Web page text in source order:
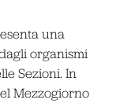
una
organismi
Sezioni. In
Mezzogiorno